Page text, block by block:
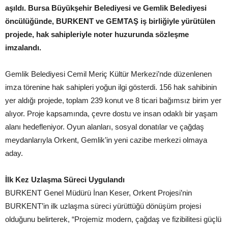
aşıldı. Bursa Büyükşehir Belediyesi ve Gemlik Belediyesi
öncülüğünde, BURKENT ve GEMTAŞ iş birliğiyle yürütülen
projede, hak sahipleriyle noter huzurunda sözleşme
imzalandı.
Gemlik Belediyesi Cemil Meriç Kültür Merkezi’nde düzenlenen
imza törenine hak sahipleri yoğun ilgi gösterdi. 156 hak sahibinin
yer aldığı projede, toplam 239 konut ve 8 ticari bağımsız birim yer
alıyor. Proje kapsamında, çevre dostu ve insan odaklı bir yaşam
alanı hedefleniyor. Oyun alanları, sosyal donatılar ve çağdaş
meydanlarıyla Orkent, Gemlik’in yeni cazibe merkezi olmaya
aday.
İlk Kez Uzlaşma Süreci Uygulandı
BURKENT Genel Müdürü İnan Keser, Orkent Projesi’nin
BURKENT’in ilk uzlaşma süreci yürüttüğü dönüşüm projesi
olduğunu belirterek, “Projemiz modern, çağdaş ve fizibilitesi güçlü